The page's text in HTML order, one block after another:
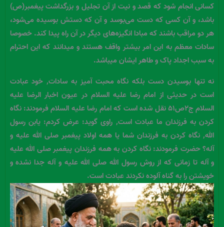
کسانی انجام شود که قصد و نیت از آن تجلیل و بزرگداشت پیغمبر(ص)
باشد، و آن کسی که دست می‌بوسد و آن که دستش بوسیده می‌شود،
هر دو مراقب باشند که مبادا انگیزه‌های دیگر در آن راه پیدا کند. خصوصا
سادات معظم به این امر بیشتر واقف هستند و میدانند که این احترام
به سبب اجداد پاک و طاهر ایشان میباشد.
نه تنها بوسیدن دست بلکه نگاه محبت آمیز به سادات, خود عبادت
است در حدیثی از امام رضا علیه السلام در عیون اخبار الرضا علیه
السلام ج۲ص۵۱ نقل شده است که امام رضا علیه السلام فرمودند: نگاه
کردن به فرزندان ما عبادت است, راوی گوید: عرض کردم: یابن رسول
الله, نگاه کردن به فرزندان شما یا همه اولاد پیغمبر صلی الله علیه و
آله؟ حضرت فرمودند: نگاه کردن به همه فرزندان پیغمبر صلی الله علیه
و آله تا زمانی که از روش رسول الله صلی الله علیه و آله جدا نشده و
خویشتن را به گناه آلوده نکردند عبادت است.